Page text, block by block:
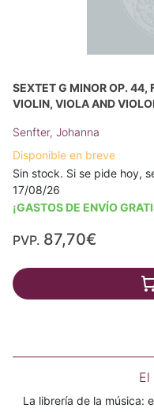
SEXTET G MINOR OP. 44,
VIOLIN, VIOLA AND
Senfter, Johanna
Disponible en breve
Sin stock. Si se pide hoy,
17/08/26
¡GASTOS DE ENVÍO
PVP. 87,70€
El
La librería de la música: